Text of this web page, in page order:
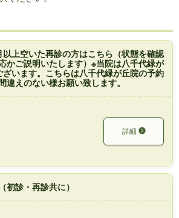
上空いた再診の方はこちら（状態を確認
かご説明いたします）※当院は八千代緑が
ざいます。こちらは八千代緑が丘院の予約
違えのない様お願い致します。
詳細
初診・再診共に）